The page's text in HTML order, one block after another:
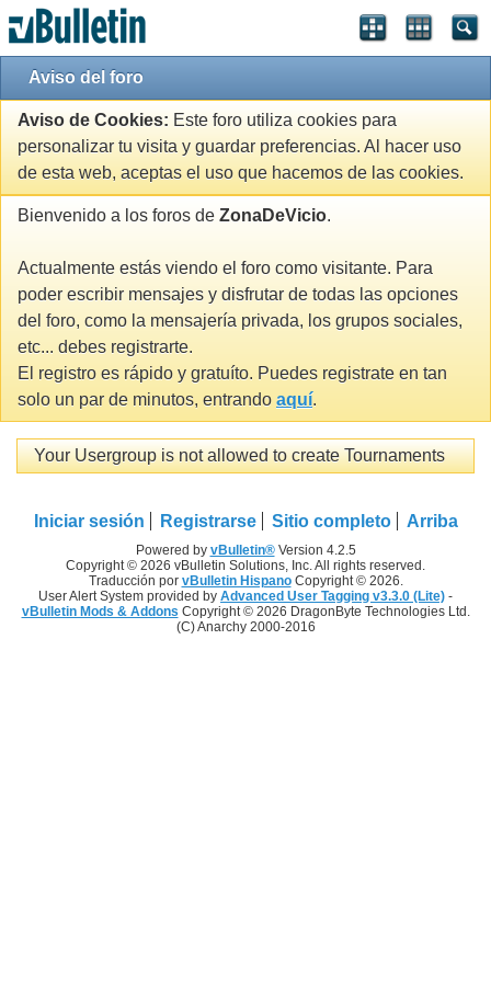
Aviso del foro
Aviso de Cookies: Este foro utiliza cookies para
personalizar tu visita y guardar preferencias. Al hacer uso
de esta web, aceptas el uso que hacemos de las cookies.
Bienvenido a los foros de ZonaDeVicio.
Actualmente estás viendo el foro como visitante. Para
poder escribir mensajes y disfrutar de todas las opciones
del foro, como la mensajería privada, los grupos sociales,
etc... debes registrarte.
El registro es rápido y gratuíto. Puedes registrate en tan
solo un par de minutos, entrando aquí.
Your Usergroup is not allowed to create Tournaments
Iniciar sesión Registrarse Sitio completo Arriba
Powered by vBulletin®Version 4.2.5
Copyright © 2026 vBulletin Solutions, Inc. All rights reserved.
Traducción por vBulletin HispanoCopyright © 2026.
User Alert System provided by Advanced User Tagging v3.3.0 (Lite) -
vBulletin Mods & Addons Copyright © 2026 DragonByte Technologies Ltd.
(C) Anarchy 2000-2016